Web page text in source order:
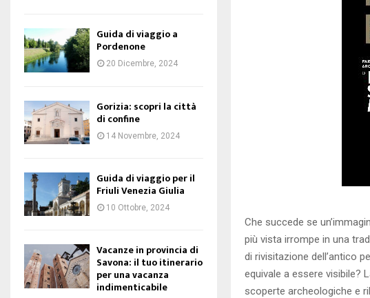
Che succede se
più vista irrompe in una
di rivisitazione dell’antico
equivale a essere visibile?
scoperte archeologiche e
Guida di viaggio a
Pordenone
20 Dicembre, 2024
Gorizia: scopri la città
di confine
14 Novembre, 2024
Guida di viaggio per il
Friuli Venezia Giulia
10 Ottobre, 2024
Vacanze in provincia di
Savona: il tuo itinerario
per una vacanza
indimenticabile